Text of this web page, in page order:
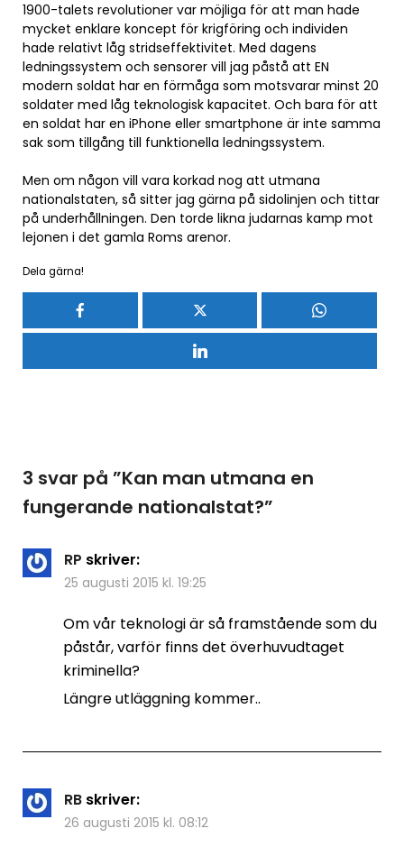
1900-talets revolutioner var möjliga för att man hade
mycket enklare koncept för krigföring och individen
hade relativt låg stridseffektivitet. Med dagens
ledningssystem och sensorer vill jag påstå att EN
modern soldat har en förmåga som motsvarar minst 20
soldater med låg teknologisk kapacitet. Och bara för att
en soldat har en iPhone eller smartphone är inte samma
sak som tillgång till funktionella ledningssystem.
Men om någon vill vara korkad nog att utmana
nationalstaten, så sitter jag gärna på sidolinjen och tittar
på underhållningen. Den torde likna judarnas kamp mot
lejonen i det gamla Roms arenor.
Dela gärna!
3 svar på ”Kan man utmana en
fungerande nationalstat?”
RP skriver:
25 augusti 2015 kl. 19:25
Om vår teknologi är så framstående som du
påstår, varför finns det överhuvudtaget
kriminella?
Längre utläggning kommer..
RB skriver:
26 augusti 2015 kl. 08:12